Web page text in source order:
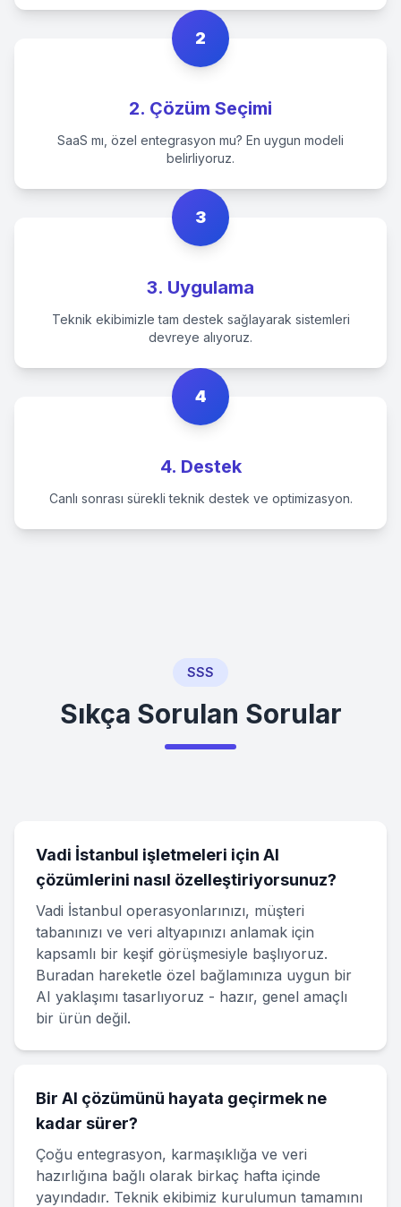
2
2. Çözüm Seçimi
SaaS mı, özel entegrasyon mu? En uygun modeli
belirliyoruz.
3
3. Uygulama
Teknik ekibimizle tam destek sağlayarak sistemleri
devreye alıyoruz.
4
4. Destek
Canlı sonrası sürekli teknik destek ve optimizasyon.
SSS
Sıkça Sorulan Sorular
Vadi İstanbul işletmeleri için AI
çözümlerini nasıl özelleştiriyorsunuz?
Vadi İstanbul operasyonlarınızı, müşteri
tabanınızı ve veri altyapınızı anlamak için
kapsamlı bir keşif görüşmesiyle başlıyoruz.
Buradan hareketle özel bağlamınıza uygun bir
AI yaklaşımı tasarlıyoruz - hazır, genel amaçlı
bir ürün değil.
Bir AI çözümünü hayata geçirmek ne
kadar sürer?
Çoğu entegrasyon, karmaşıklığa ve veri
hazırlığına bağlı olarak birkaç hafta içinde
yayındadır. Teknik ekibimiz kurulumun tamamını